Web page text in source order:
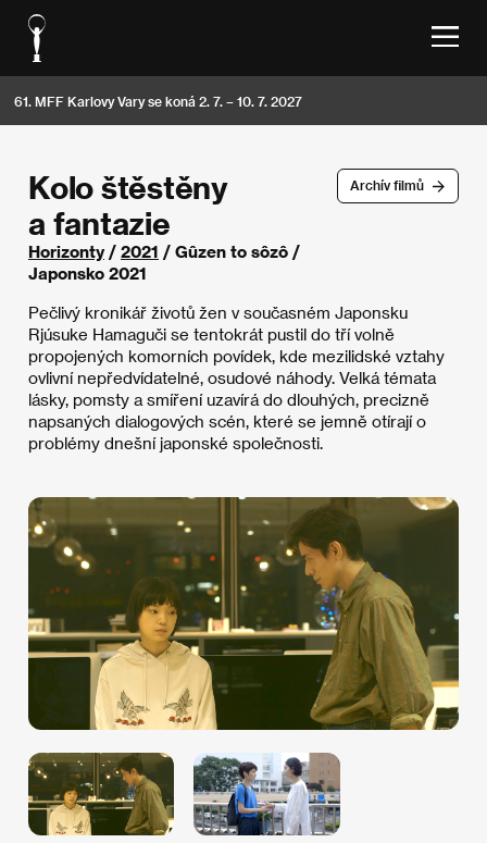
61. MFF Karlovy Vary se koná 2. 7. – 10. 7. 2027
Archív filmů
Kolo štěstěny
a fantazie
Horizonty/ 2021 / Gûzen to sôzô /
Japonsko 2021
Pečlivý kronikář životů žen v současném Japonsku
Rjúsuke Hamaguči se tentokrát pustil do tří volně
propojených komorních povídek, kde mezilidské vztahy
ovlivní nepředvídatelné, osudové náhody. Velká témata
lásky, pomsty a smíření uzavírá do dlouhých, precizně
napsaných dialogových scén, které se jemně otírají o
problémy dnešní japonské společnosti.